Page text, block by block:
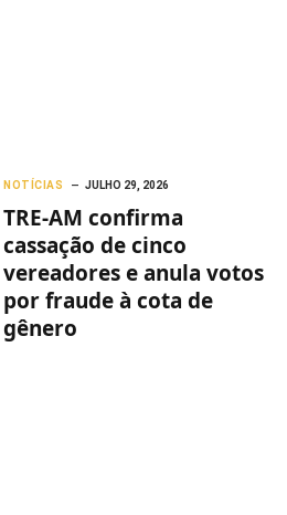
NOTÍCIAS JULHO 29, 2026
TRE-AM confirma
cassação de cinco
vereadores e anula votos
por fraude à cota de
gênero